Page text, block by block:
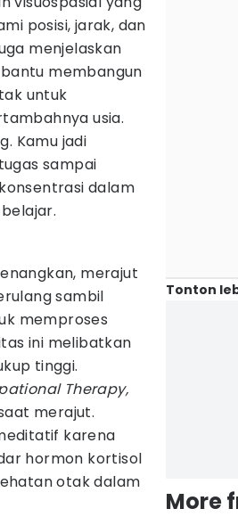
posisi, jarak, dan
menjelaskan
membangun
untuk
usia.
Kamu jadi
sampai
dalam
merajut
sambil
memproses
ini melibatkan
tinggi.
Therapy,
merajut.
karena
hormon kortisol
otak dalam
Tonton
More